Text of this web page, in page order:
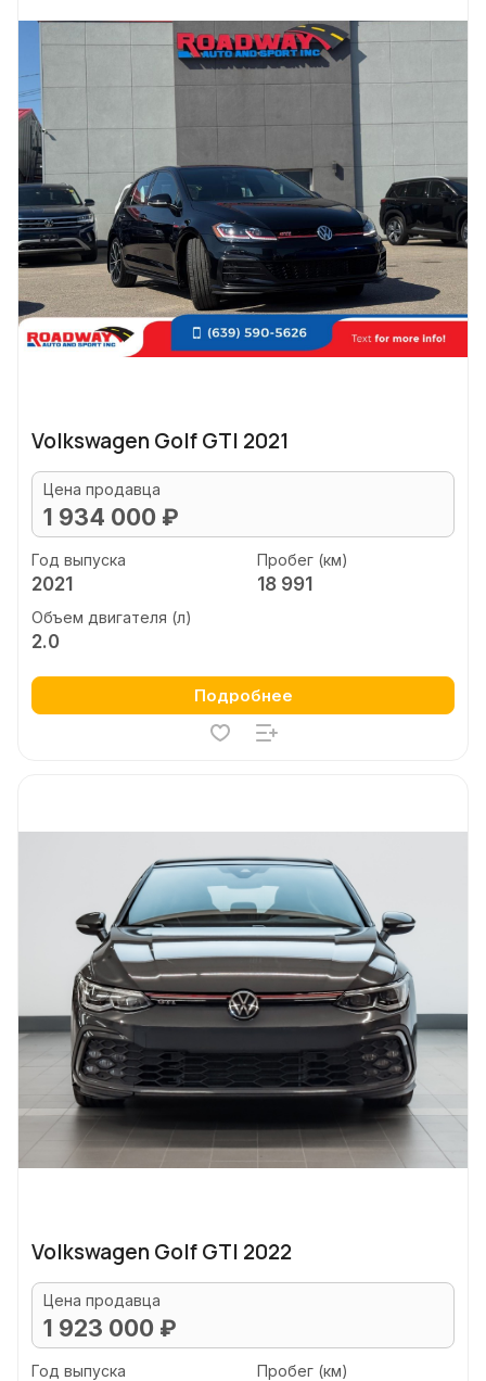
Volkswagen Golf GTI 2021
Цена продавца
1 934 000 ₽
Год выпуска
2021
Пробег (км)
18 991
Объем двигателя (л)
2.0
Подробнее
Volkswagen Golf GTI 2022
Цена продавца
1 923 000 ₽
Год выпуска Пробег (км)